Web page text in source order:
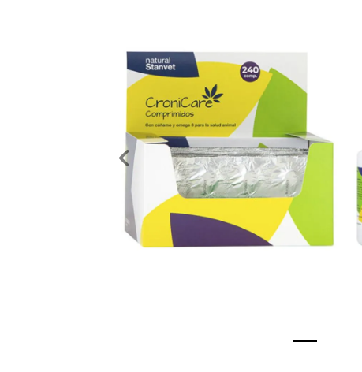
Previous